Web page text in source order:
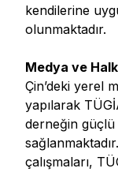
kendilerine
olunmaktadır.
Medya ve
Çin’deki yerel
yapılarak
derneğin güçlü
çalışmaları,